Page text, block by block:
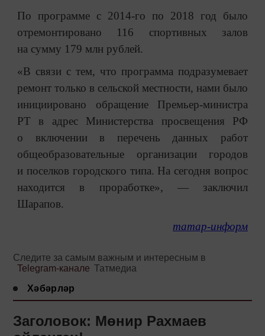
По программе с 2014-го по 2018 год было
отремонтировано 116 спортивных залов
на сумму 179 млн рублей.
«В связи с тем, что программа подразумевает
ремонт только в сельской местности, нами было
инициировано обращение Премьер-министра
РТ в адрес Министерства просвещения РФ
о включении в перечень данных работ
общеобразовательные организации городов
и поселков городского типа. На сегодня вопрос
находится в проработке», — заключил
Шарапов.
татар-информ
Следите за самым важным и интересным в
Telegram-канале Татмедиа
Хәбәрләр
Заголовок: Мөнир Рахмаев